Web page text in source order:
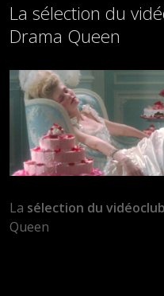
La sélection du
Drama Queen
La sélection du vidéoclub
Queen